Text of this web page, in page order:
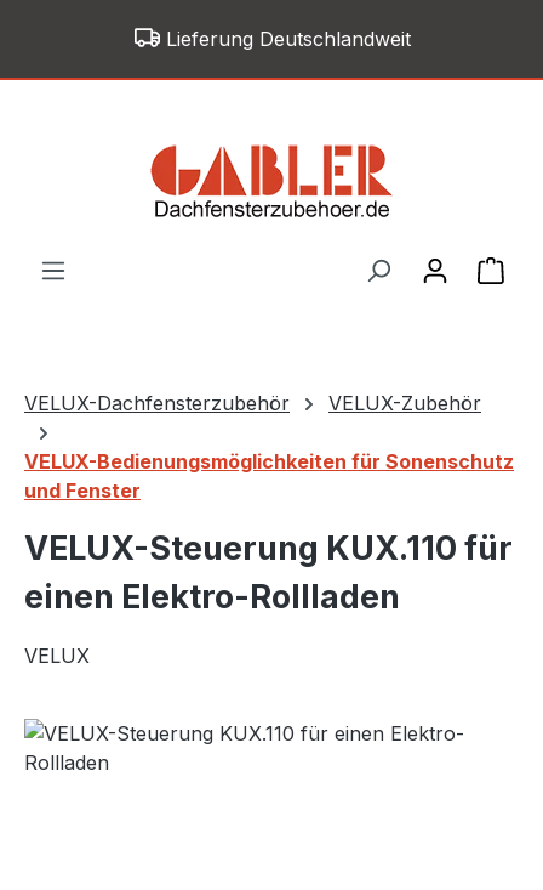
Zum Hauptinhalt springenLieferung Deutschlandweit
VELUX-Dachfensterzubehör VELUX-Zubehör
VELUX-Bedienungsmöglichkeiten für Sonenschutz
und Fenster
VELUX-Steuerung KUX.110 für
einen Elektro-Rollladen
VELUX
Bildergalerie überspringen